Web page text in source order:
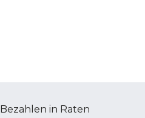
Bezahlen in Raten